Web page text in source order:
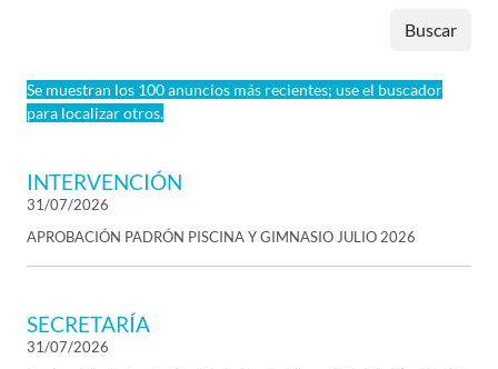
Buscar
Se muestran los 100 anuncios más recientes; use el buscador
para localizar otros.
INTERVENCIÓN
31/07/2026
APROBACIÓN PADRÓN PISCINA Y GIMNASIO JULIO 2026
SECRETARÍA
31/07/2026